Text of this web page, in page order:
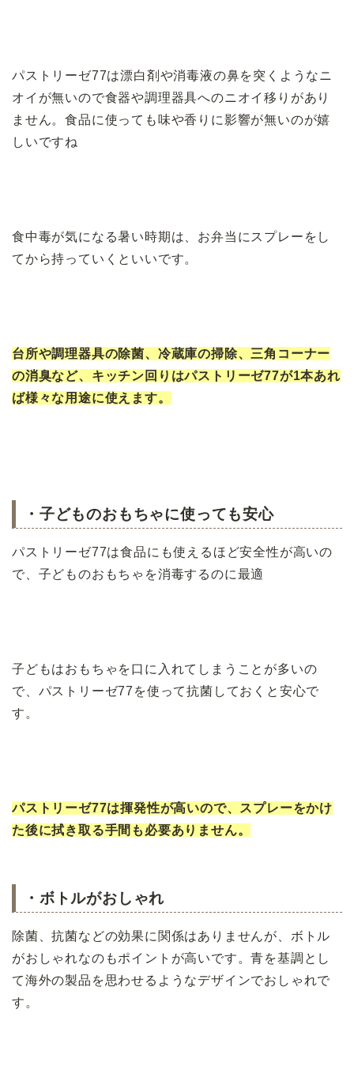
パストリーゼ77は漂白剤や消毒液の鼻を突くようなニ
オイが無いので食器や調理器具へのニオイ移りがあり
ません。食品に使っても味や香りに影響が無いのが嬉
しいですね
食中毒が気になる暑い時期は、お弁当にスプレーをし
てから持っていくといいです。
台所や調理器具の除菌、冷蔵庫の掃除、三角コーナー
の消臭など、キッチン回りはパストリーゼ77が1本あれ
ば様々な用途に使えます。
・子どものおもちゃに使っても安心
パストリーゼ77は食品にも使えるほど安全性が高いの
で、子どものおもちゃを消毒するのに最適
子どもはおもちゃを口に入れてしまうことが多いの
で、パストリーゼ77を使って抗菌しておくと安心で
す。
パストリーゼ77は揮発性が高いので、スプレーをかけ
た後に拭き取る手間も必要ありません。
・ボトルがおしゃれ
除菌、抗菌などの効果に関係はありませんが、ボトル
がおしゃれなのもポイントが高いです。青を基調とし
て海外の製品を思わせるようなデザインでおしゃれで
す。